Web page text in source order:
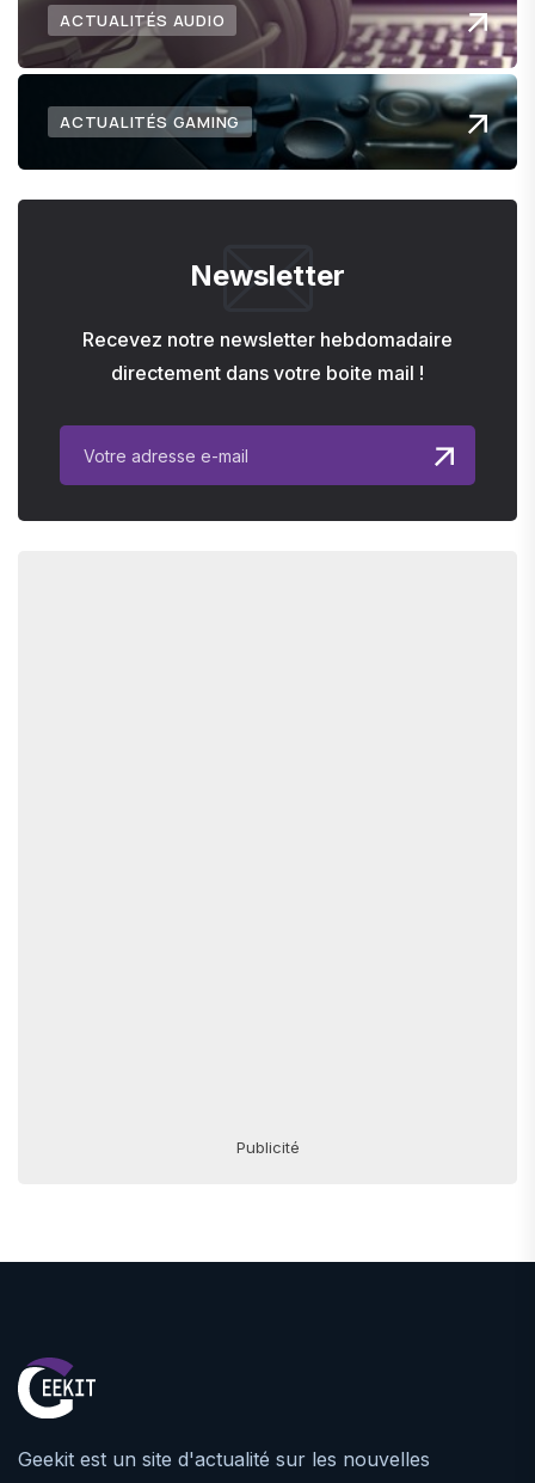
ACTUALITÉS AUDIO
ACTUALITÉS GAMING
Newsletter
Recevez notre newsletter hebdomadaire
directement dans votre boite mail !
Publicité
Geekit est un site d'actualité sur les nouvelles